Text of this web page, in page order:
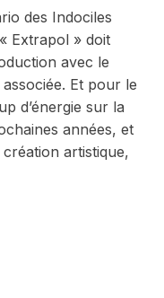
des Indociles
Extrapol » doit
avec le
Et pour le
d’énergie sur la
années, et
artistique,